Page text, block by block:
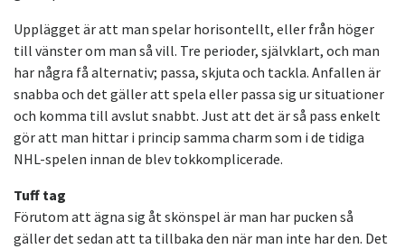
Upplägget är att man spelar horisontellt, eller från höger
till vänster om man så vill. Tre perioder, självklart, och man
har några få alternativ; passa, skjuta och tackla. Anfallen är
snabba och det gäller att spela eller passa sig ur situationer
och komma till avslut snabbt. Just att det är så pass enkelt
gör att man hittar i princip samma charm som i de tidiga
NHL-spelen innan de blev tokkomplicerade.
Tuff tag
Förutom att ägna sig åt skönspel är man har pucken så
gäller det sedan att ta tillbaka den när man inte har den. Det